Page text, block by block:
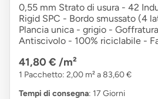
0,55 mm Strato di usura - 42
Rigid SPC - Bordo smussato (4
Plancia unica - grigio -
Antiscivolo - 100% riciclabile -
41,80 € /m²
1 Pacchetto: 2,00 m² a 83,60 €
Tempi di consegna: 17 Giorni